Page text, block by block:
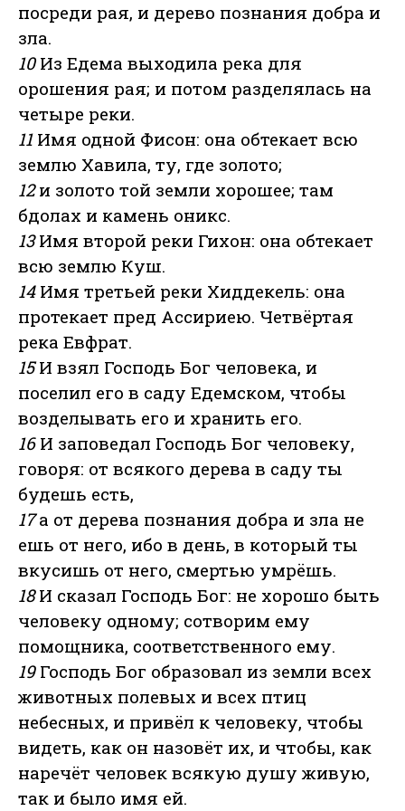
посреди рая, и дерево познания добра и
зла.
10Из Едема выходила река для
орошения рая; и потом разделялась на
четыре реки.
11Имя одной Фисон: она обтекает всю
землю Хавила, ту, где золото;
12и золото той земли хорошее; там
бдолах и камень оникс.
13Имя второй реки Гихон: она обтекает
всю землю Куш.
14Имя третьей реки Хиддекель: она
протекает пред Ассириею. Четвёртая
река Евфрат.
15И взял Господь Бог человека, и
поселил его в саду Едемском, чтобы
возделывать его и хранить его.
16И заповедал Господь Бог человеку,
говоря: от всякого дерева в саду ты
будешь есть,
17а от дерева познания добра и зла не
ешь от него, ибо в день, в который ты
вкусишь от него, смертью умрёшь.
18И сказал Господь Бог: не хорошо быть
человеку одному; сотворим ему
помощника, соответственного ему.
19Господь Бог образовал из земли всех
животных полевых и всех птиц
небесных, и привёл к человеку, чтобы
видеть, как он назовёт их, и чтобы, как
наречёт человек всякую душу живую,
так и было имя ей.